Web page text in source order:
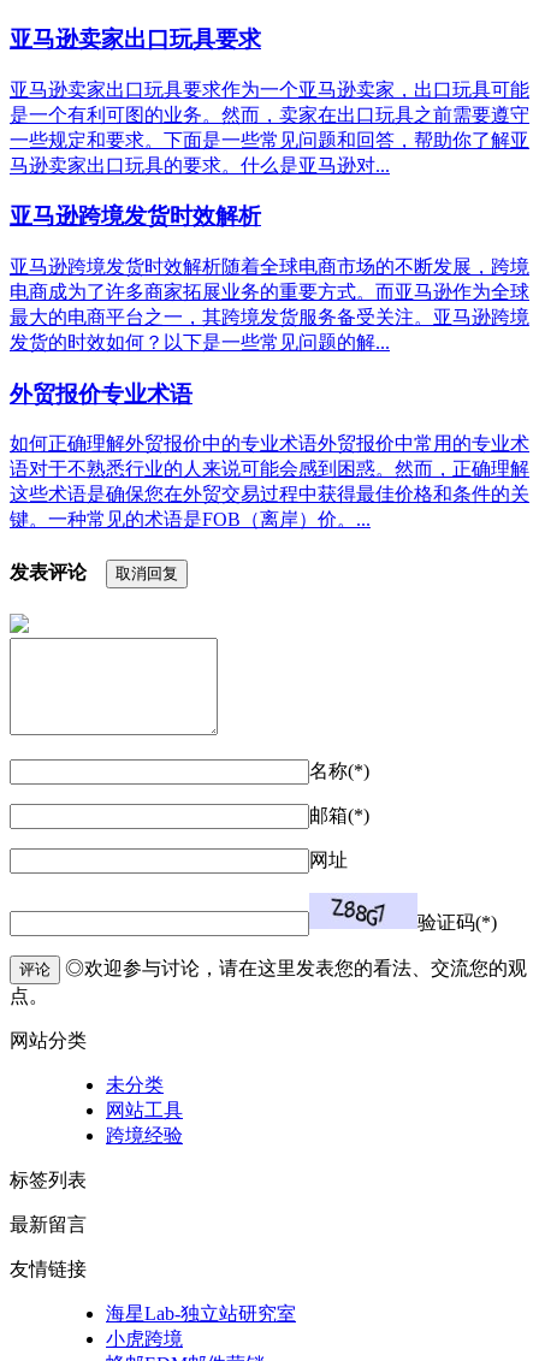
亚马逊卖家出口玩具要求
亚马逊卖家出口玩具要求作为一个亚马逊卖家，出口玩具可能
是一个有利可图的业务。然而，卖家在出口玩具之前需要遵守
一些规定和要求。下面是一些常见问题和回答，帮助你了解亚
马逊卖家出口玩具的要求。什么是亚马逊对...
亚马逊跨境发货时效解析
亚马逊跨境发货时效解析随着全球电商市场的不断发展，跨境
电商成为了许多商家拓展业务的重要方式。而亚马逊作为全球
最大的电商平台之一，其跨境发货服务备受关注。亚马逊跨境
发货的时效如何？以下是一些常见问题的解...
外贸报价专业术语
如何正确理解外贸报价中的专业术语外贸报价中常用的专业术
语对于不熟悉行业的人来说可能会感到困惑。然而，正确理解
这些术语是确保您在外贸交易过程中获得最佳价格和条件的关
键。一种常见的术语是FOB（离岸）价。...
发表评论 取消回复
名称(*)
邮箱(*)
网址
验证码(*)
评论
◎欢迎参与讨论，请在这里发表您的看法、交流您的观
点。
网站分类
未分类
网站工具
跨境经验
标签列表
最新留言
友情链接
海星Lab-独立站研究室
小虎跨境